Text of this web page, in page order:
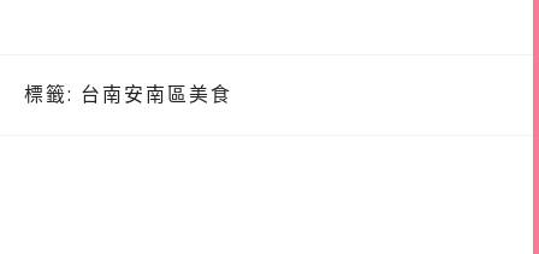
標籤: 台南安南區美食